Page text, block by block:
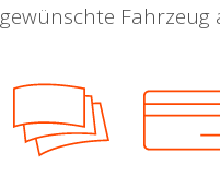
gewünschte Fahrzeug